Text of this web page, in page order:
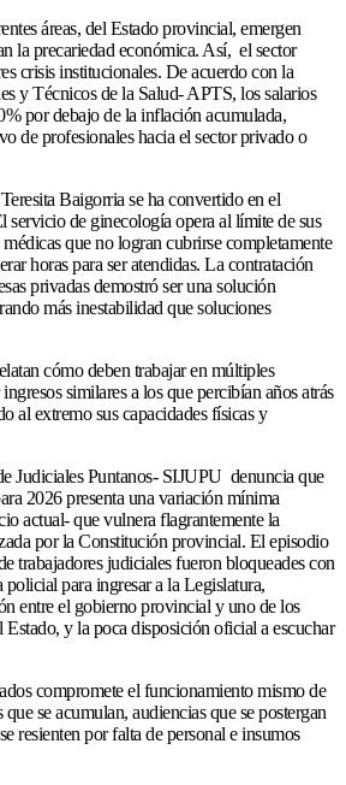
áreas, del Estado provincial, emergen
la precariedad económica. Así, el sector
crisis institucionales. De acuerdo con la
y Técnicos de la Salud- APTS, los salarios
por debajo de la inflación acumulada,
de profesionales hacia el sector privado o
Baigorria se ha convertido en el
servicio de ginecología opera al límite de sus
que no logran cubrirse completamente
horas para ser atendidas. La contratación
privadas demostró ser una solución
más inestabilidad que soluciones
cómo deben trabajar en múltiples
similares a los que percibían años atrás
al extremo sus capacidades físicas y
Judiciales Puntanos- SIJUPU denuncia que
2026 presenta una variación mínima
actual- que vulnera flagrantemente la
por la Constitución provincial. El episodio
trabajadores judiciales fueron bloqueades con
policial para ingresar a la Legislatura,
entre el gobierno provincial y uno de los
Estado, y la poca disposición oficial a escuchar
compromete el funcionamiento mismo de
se acumulan, audiencias que se postergan
resienten por falta de personal e insumos